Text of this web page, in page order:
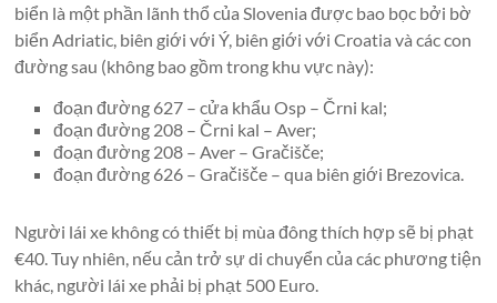
biển là một phần lãnh thổ của Slovenia được bao bọc bởi bờ
biển Adriatic, biên giới với Ý, biên giới với Croatia và các con
đường sau (không bao gồm trong khu vực này):
đoạn đường 627 – cửa khẩu Osp – Črni kal;
đoạn đường 208 – Črni kal – Aver;
đoạn đường 208 – Aver – Gračišče;
đoạn đường 626 – Gračišče – ​​​​qua biên giới Brezovica.
Người lái xe không có thiết bị mùa đông thích hợp sẽ bị phạt
€40. Tuy nhiên, nếu cản trở sự di chuyển của các phương tiện
khác, người lái xe phải bị phạt 500 Euro.